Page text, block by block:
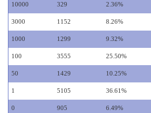
10000 329 2.36%
3000 1152 8.26%
1000 1299 9.32%
100 3555 25.50%
50 1429 10.25%
1 5105 36.61%
0 905 6.49%